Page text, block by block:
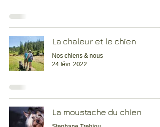
La chaleur et le chien
Nos chiens & nous
24 févr. 2022
La moustache du chien